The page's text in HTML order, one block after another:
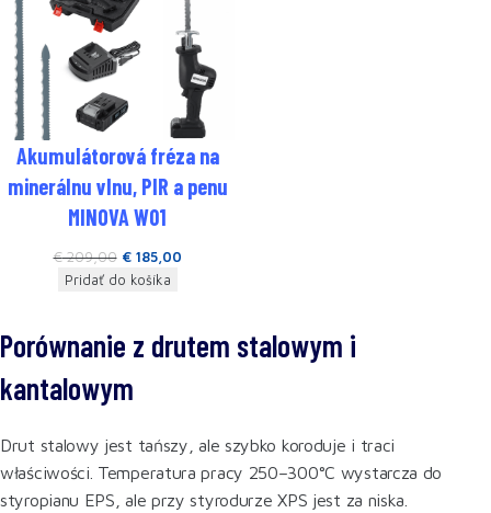
Akumulátorová fréza na
minerálnu vlnu, PIR a penu
MINOVA W01
€209,00 €185,00
Pridať do košíka
Porównanie z drutem stalowym i
kantalowym
Drut stalowy jest tańszy, ale szybko koroduje i traci
właściwości. Temperatura pracy 250–300°C wystarcza do
styropianu EPS, ale przy styrodurze XPS jest za niska.